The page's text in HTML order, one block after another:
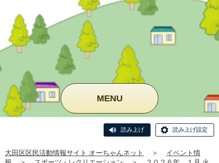
MENU
読み上げ 読み上げ設定
大田区区民活動情報サイト オーちゃんネット ＞
イベント情